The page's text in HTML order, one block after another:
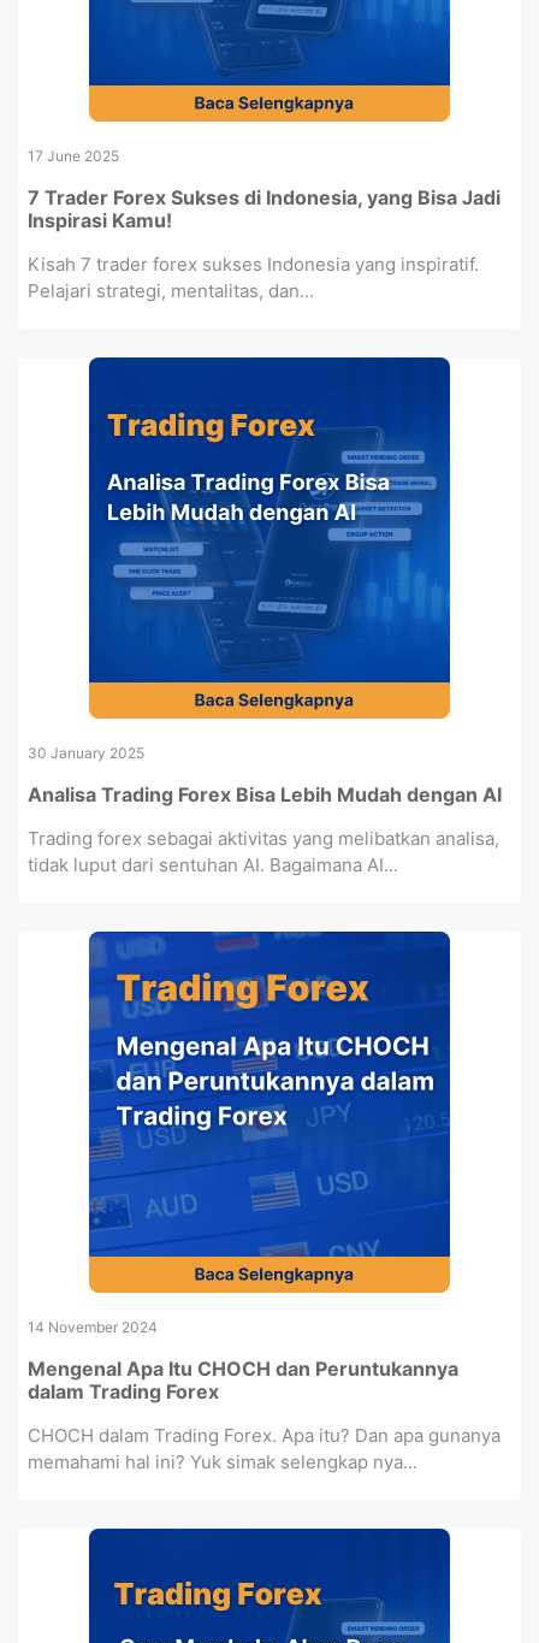
17 June 2025
7 Trader Forex Sukses di Indonesia, yang Bisa Jadi
Inspirasi Kamu!
Kisah 7 trader forex sukses Indonesia yang inspiratif.
Pelajari strategi, mentalitas, dan...
30 January 2025
Analisa Trading Forex Bisa Lebih Mudah dengan AI
Trading forex sebagai aktivitas yang melibatkan analisa,
tidak luput dari sentuhan AI. Bagaimana AI...
14 November 2024
Mengenal Apa Itu CHOCH dan Peruntukannya
dalam Trading Forex
CHOCH dalam Trading Forex. Apa itu? Dan apa gunanya
memahami hal ini? Yuk simak selengkap nya...